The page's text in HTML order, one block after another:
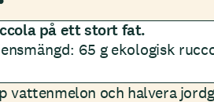
på ett stort fat.
65 g ekologisk
vattenmelon och halvera